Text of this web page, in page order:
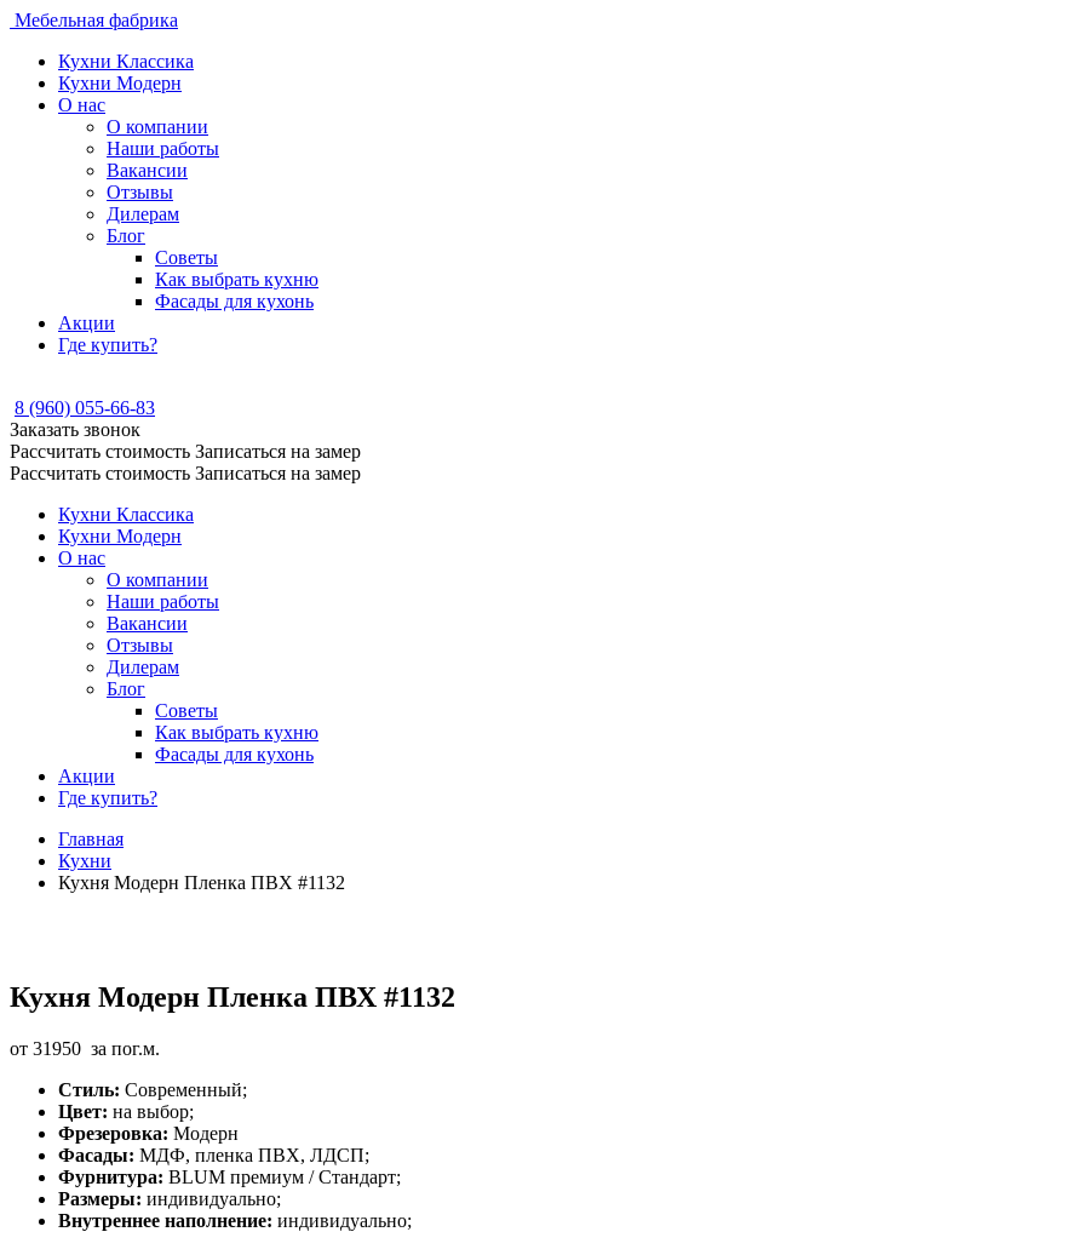
Мебельная фабрика
Кухни Классика
Кухни Модерн
О нас
О компании
Наши работы
Вакансии
Отзывы
Дилерам
Блог
Советы
Как выбрать кухню
Фасады для кухонь
Акции
Где купить?
8 (960) 055-66-83
Заказать звонок
Рассчитать стоимость Записаться на замер
Рассчитать стоимость Записаться на замер
Кухни Классика
Кухни Модерн
О нас
О компании
Наши работы
Вакансии
Отзывы
Дилерам
Блог
Советы
Как выбрать кухню
Фасады для кухонь
Акции
Где купить?
Главная
Кухни
Кухня Модерн Пленка ПВХ #1132
Кухня Модерн Пленка ПВХ #1132
от 31950 за пог.м.
Стиль: Современный;
Цвет: на выбор;
Фрезеровка: Модерн
Фасады: МДФ, пленка ПВХ, ЛДСП;
Фурнитура: BLUM премиум / Стандарт;
Размеры: индивидуально;
Внутреннее наполнение: индивидуально;